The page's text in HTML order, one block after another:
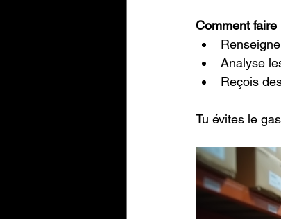
Comment faire
Analyse
Reçois
Tu évites le